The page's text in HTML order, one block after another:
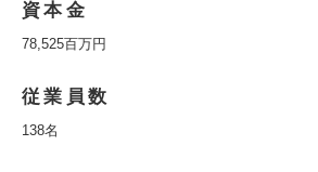
資本金
78,525百万円
従業員数
138名